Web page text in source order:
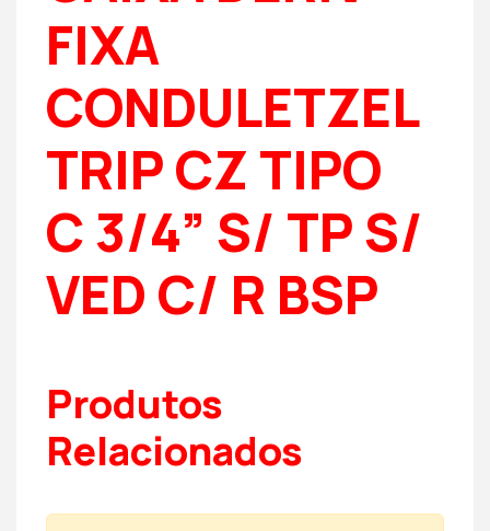
FIXA
CONDULETZEL
TRIP CZ TIPO
C 3/4” S/ TP S/
VED C/ R BSP
Produtos
Relacionados